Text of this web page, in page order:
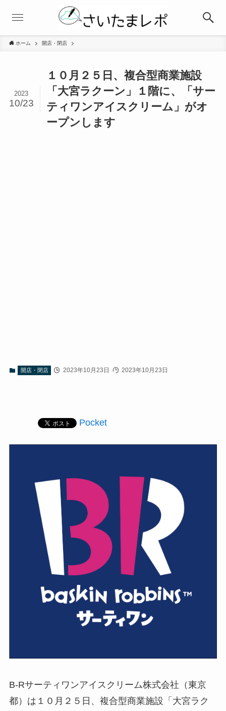
ホーム 開店・閉店
１０月２５日、複合型商業施設
「大宮ラクーン」１階に、「サー
ティワンアイスクリーム」がオ
ープンします
2023
10/23
開店・閉店 2023年10月23日 2023年10月23日
Pocket
B-Rサーティワンアイスクリーム株式会社（東京
都）は１０月２５日、複合型商業施設「大宮ラク